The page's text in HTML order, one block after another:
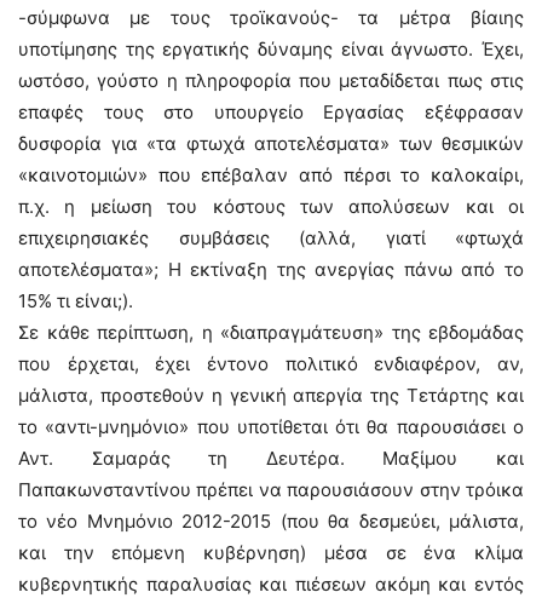
-σύμφωνα με τους τροϊκανούς- τα μέτρα βίαιης
υποτίμησης της εργατικής δύναμης είναι άγνωστο. Έχει,
ωστόσο, γούστο η πληροφορία που μεταδίδεται πως στις
επαφές τους στο υπουργείο Εργασίας εξέφρασαν
δυσφορία για «τα φτωχά αποτελέσματα» των θεσμικών
«καινοτομιών» που επέβαλαν από πέρσι το καλοκαίρι,
π.χ. η μείωση του κόστους των απολύσεων και οι
επιχειρησιακές συμβάσεις (αλλά, γιατί «φτωχά
αποτελέσματα»; Η εκτίναξη της ανεργίας πάνω από το
15% τι είναι;).
Σε κάθε περίπτωση, η «διαπραγμάτευση» της εβδομάδας
που έρχεται, έχει έντονο πολιτικό ενδιαφέρον, αν,
μάλιστα, προστεθούν η γενική απεργία της Τετάρτης και
το «αντι-μνημόνιο» που υποτίθεται ότι θα παρουσιάσει ο
Αντ. Σαμαράς τη Δευτέρα. Μαξίμου και
Παπακωνσταντίνου πρέπει να παρουσιάσουν στην τρόικα
το νέο Μνημόνιο 2012-2015 (που θα δεσμεύει, μάλιστα,
και την επόμενη κυβέρνηση) μέσα σε ένα κλίμα
κυβερνητικής παραλυσίας και πιέσεων ακόμη και εντός